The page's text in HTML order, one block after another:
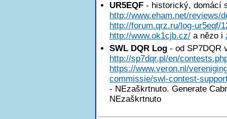
UR5EQF - historický, domácí
http://www.eham.net/reviews/
http://forum.qrz.ru/log-ur5eqf/
http://www.ok1cjb.cz/ a nězo i
SWL DQR Log - od SP7DQR
http://sp7dqr.pl/en/
https://www.veron.nl/
commissie/swl-contest-
- NEzaškrtnuto. Generate
NEzaškrtnuto